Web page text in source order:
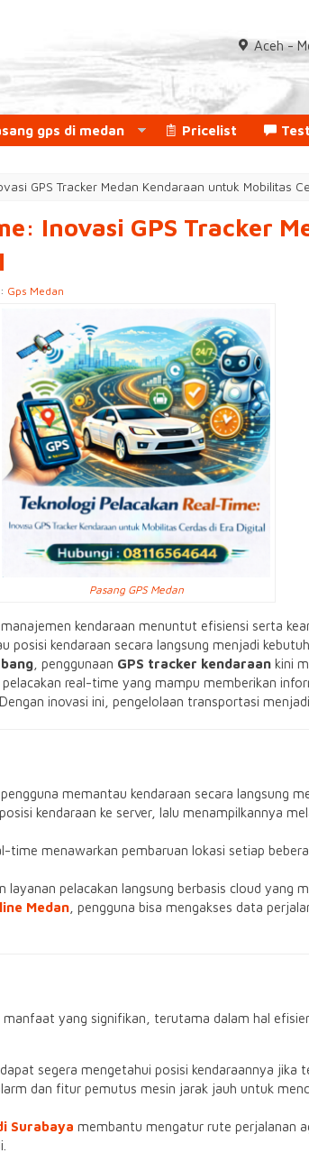
Aceh -
gps di medan Pricelist
GPS Tracker Medan Kendaraan untuk Mobilitas
Inovasi GPS Tracker
Gps Medan
Pasang GPS Medan
kendaraan menuntut efisiensi serta
kendaraan secara langsung menjadi
, penggunaan GPS tracker kendaraan kini
real-time yang mampu memberikan
inovasi ini, pengelolaan transportasi
memantau kendaraan secara langsung
kendaraan ke server, lalu menampilkannya
time menawarkan pembaruan lokasi setiap
layanan pelacakan langsung berbasis cloud yang
Medan , pengguna bisa mengakses data
yang signifikan, terutama dalam hal
segera mengetahui posisi kendaraannya jika
dan fitur pemutus mesin jarak jauh untuk
Surabaya membantu mengatur rute perjalanan